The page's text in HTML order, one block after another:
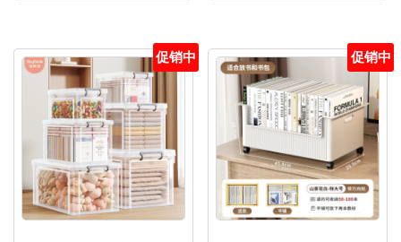
促销中 促销中